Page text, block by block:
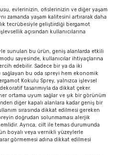
Sulu Boyalar
evlerinizin, ofislerinizin ve diğer yaşam
zamanda yaşam kalitesini artırarak daha
tecrübesiyle geliştirdiği bergamot
açısından kullanıcılarına
sunulan bu ürün, geniş alanlarda etkili
sayesinde, kullanıcılar ihtiyaçlarına
edebilir. Sadece bir ya da iki
bu oda spreyi hem ekonomik
Kokulu Sprey, yalnızca işlevsel
tasarımıyla da dikkat çeker.
ortama uyum sağlar ve şık bir görünüm
diğer kapalı alanlara kadar geniş bir
sırasında dikkat edilmesi gereken
doğrudan solunmaması alerjik
Ayrıca, cilt ile temas durumunda
boyalı veya vernikli yüzeylerle
görmemesi adına dikkat edilmesi